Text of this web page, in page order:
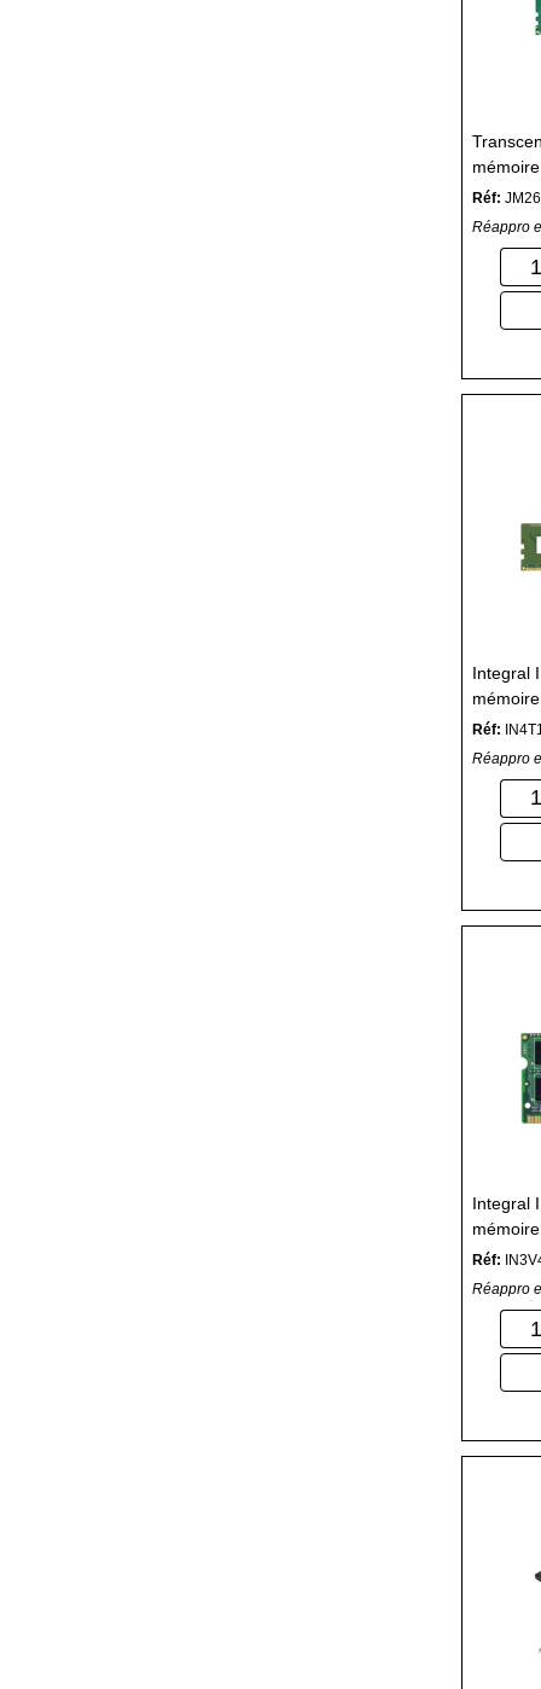
MHz
Réf:
Réappro
Integral
pin
Réf:
Réappro
Integral
SO-
Réf:
Réappro